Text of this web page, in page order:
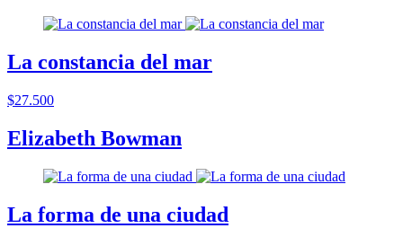
La constancia del mar
$27.500
Elizabeth Bowman
La forma de una ciudad